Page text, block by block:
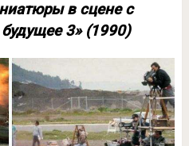
в сцене с
3» (1990)